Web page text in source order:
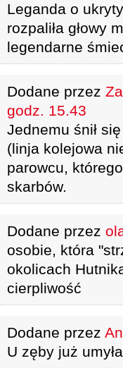
Leganda o
rozpaliła głowy
legendarne
Dodane przez
godz. 15.43
Jednemu śnił
(linja kolejowa
parowcu,
skarbów.
Dodane przez
osobie, która
okolicach
cierpliwość
Dodane przez
U zęby już